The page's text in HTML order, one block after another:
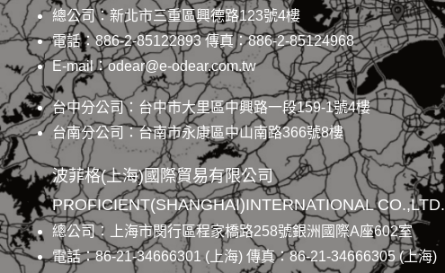
總公司：新北市三重區興德路123號4樓
電話：886-2-85122893 傳真：886-2-85124968
E-mail：odear@e-odear.com.tw
台中分公司：台中市大里區中興路一段159-1號4樓
台南分公司：台南市永康區中山南路366號8樓
波菲格(上海)國際貿易有限公司
PROFICIENT(SHANGHAI)INTERNATIONAL CO.,LTD.
總公司：上海市閔行區程家橋路258號銀洲國際A座602室
電話：86-21-34666301 (上海) 傳真：86-21-34666305 (上海)